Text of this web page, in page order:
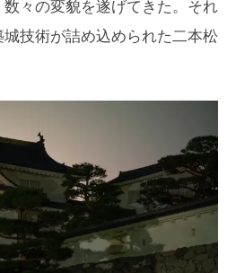
々の変貌を遂げてきた。それ
技術が詰め込められた二本松